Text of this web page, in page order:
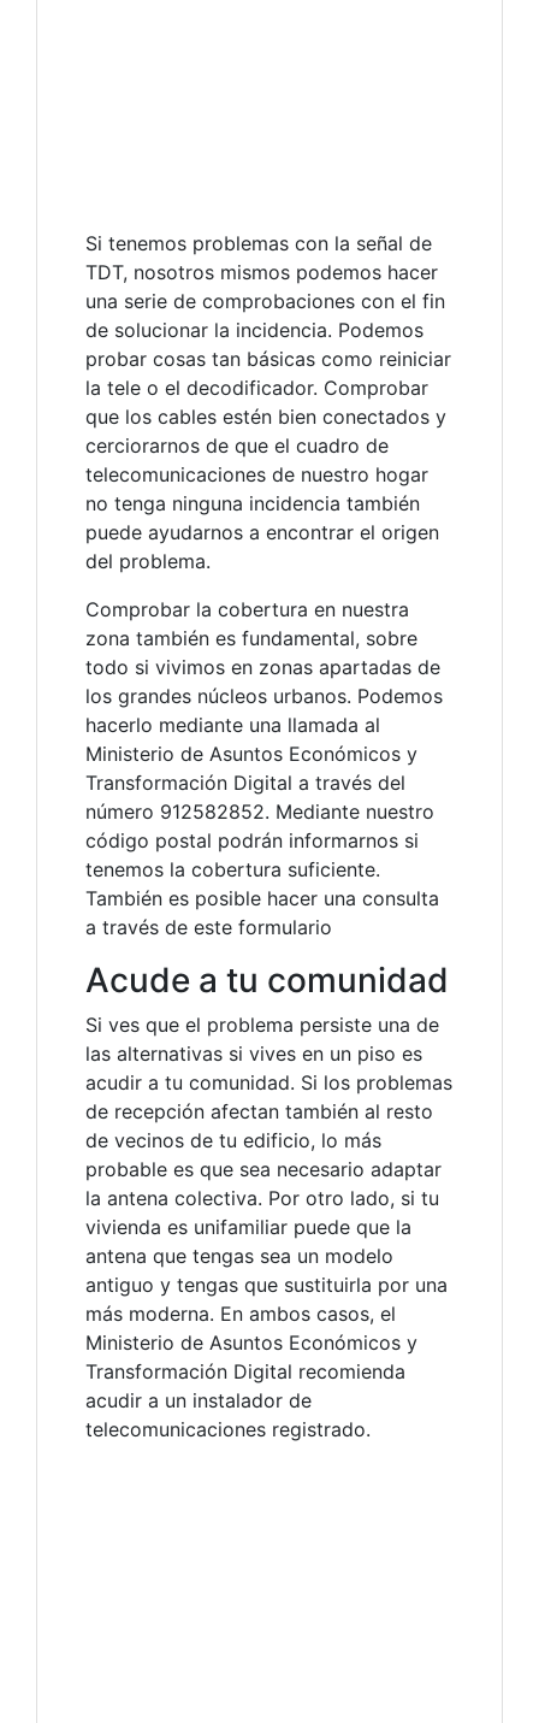
Si tenemos problemas con la señal de
TDT, nosotros mismos podemos hacer
una serie de comprobaciones con el fin
de solucionar la incidencia. Podemos
probar cosas tan básicas como reiniciar
la tele o el decodificador. Comprobar
que los cables estén bien conectados y
cerciorarnos de que el cuadro de
telecomunicaciones de nuestro hogar
no tenga ninguna incidencia también
puede ayudarnos a encontrar el origen
del problema.
Comprobar la cobertura en nuestra
zona también es fundamental, sobre
todo si vivimos en zonas apartadas de
los grandes núcleos urbanos. Podemos
hacerlo mediante una llamada al
Ministerio de Asuntos Económicos y
Transformación Digital a través del
número 912582852. Mediante nuestro
código postal podrán informarnos si
tenemos la cobertura suficiente.
También es posible hacer una consulta
a través de este formulario
Acude a tu comunidad
Si ves que el problema persiste una de
las alternativas si vives en un piso es
acudir a tu comunidad. Si los problemas
de recepción afectan también al resto
de vecinos de tu edificio, lo más
probable es que sea necesario adaptar
la antena colectiva. Por otro lado, si tu
vivienda es unifamiliar puede que la
antena que tengas sea un modelo
antiguo y tengas que sustituirla por una
más moderna. En ambos casos, el
Ministerio de Asuntos Económicos y
Transformación Digital recomienda
acudir a un instalador de
telecomunicaciones registrado.